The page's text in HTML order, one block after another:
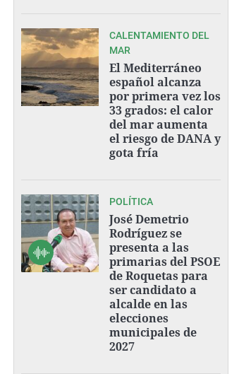
CALENTAMIENTO DEL
MAR
El Mediterráneo
español alcanza
por primera vez los
33 grados: el calor
del mar aumenta
el riesgo de DANA y
gota fría
POLÍTICA
José Demetrio
Rodríguez se
presenta a las
primarias del PSOE
de Roquetas para
ser candidato a
alcalde en las
elecciones
municipales de
2027